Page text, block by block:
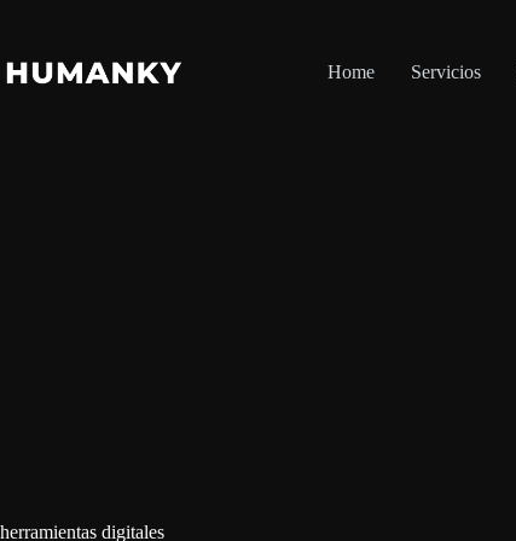
Home
Servicios
herramientas digitales